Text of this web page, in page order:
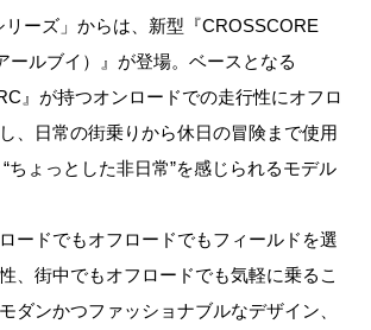
ーズ」からは、新型『CROSSCORE
ールブイ）』が登場。ベースとなる
』が持つオンロードでの走行性にオフロ
、日常の街乗りから休日の冒険まで使用
ちょっとした非日常”を感じられるモデル
ードでもオフロードでもフィールドを選
、街中でもオフロードでも気軽に乗るこ
ダンかつファッショナブルなデザイン、